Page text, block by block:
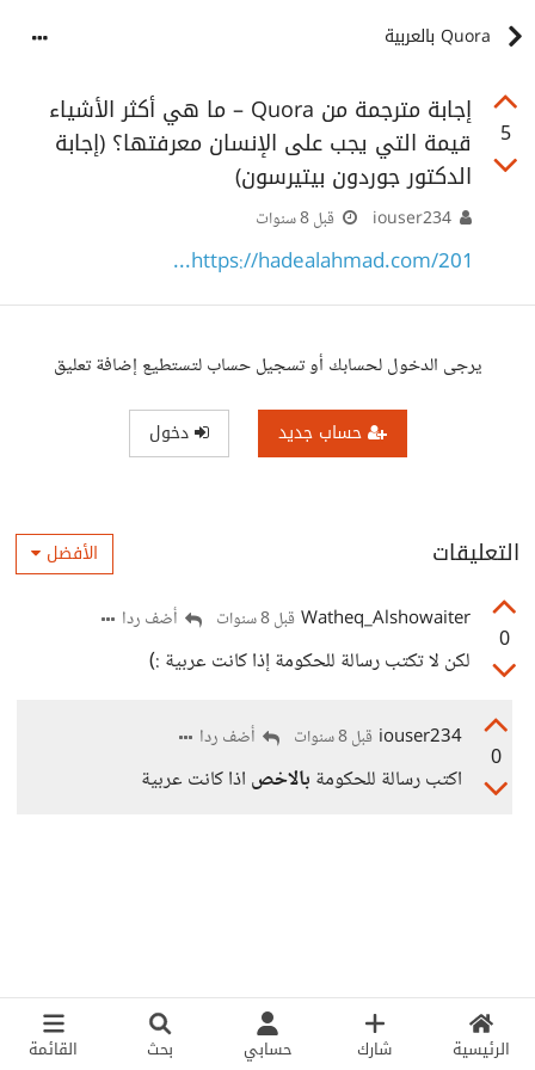
الرئيسية شارك حسابي بحث القائمة
Quora بالعربية
5
إجابة مترجمة من Quora – ما هي أكثر الأشياء
قيمة التي يجب على الإنسان معرفتها؟ (إجابة
الدكتور جوردون بيتيرسون)
قبل 8 سنوات
https://hadealahmad.com/201...
يرجى الدخول لحسابك أو تسجيل حساب لتستطيع إضافة تعليق
حساب جديد دخول
التعليقات الأفضل
0
Watheq_Alshowaiter قبل 8 سنوات أضف ردا
لكن لا تكتب رسالة للحكومة إذا كانت عربية :)
0
iouser234 قبل 8 سنوات أضف ردا
اكتب رسالة للحكومة بالاخص اذا كانت عربية